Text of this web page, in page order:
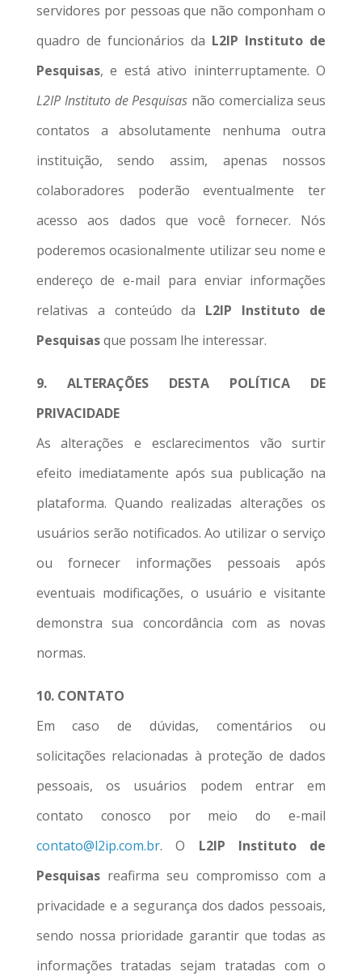
servidores por pessoas que não componham o
quadro de funcionários da L2IP Instituto de
Pesquisas, e está ativo ininterruptamente. O
L2IP Instituto de Pesquisas não comercializa seus
contatos a absolutamente nenhuma outra
instituição, sendo assim, apenas nossos
colaboradores poderão eventualmente ter
acesso aos dados que você fornecer. Nós
poderemos ocasionalmente utilizar seu nome e
endereço de e-mail para enviar informações
relativas a conteúdo da L2IP Instituto de
Pesquisasque possam lhe interessar.
9. ALTERAÇÕES DESTA POLÍTICA DE
PRIVACIDADE
As alterações e esclarecimentos vão surtir
efeito imediatamente após sua publicação na
plataforma. Quando realizadas alterações os
usuários serão notificados. Ao utilizar o serviço
ou fornecer informações pessoais após
eventuais modificações, o usuário e visitante
demonstra sua concordância com as novas
normas.
10. CONTATO
Em caso de dúvidas, comentários ou
solicitações relacionadas à proteção de dados
pessoais, os usuários podem entrar em
contato conosco por meio do e-mail
contato@l2ip.com.br. O L2IP Instituto de
Pesquisasreafirma seu compromisso com a
privacidade e a segurança dos dados pessoais,
sendo nossa prioridade garantir que todas as
informações tratadas sejam tratadas com o